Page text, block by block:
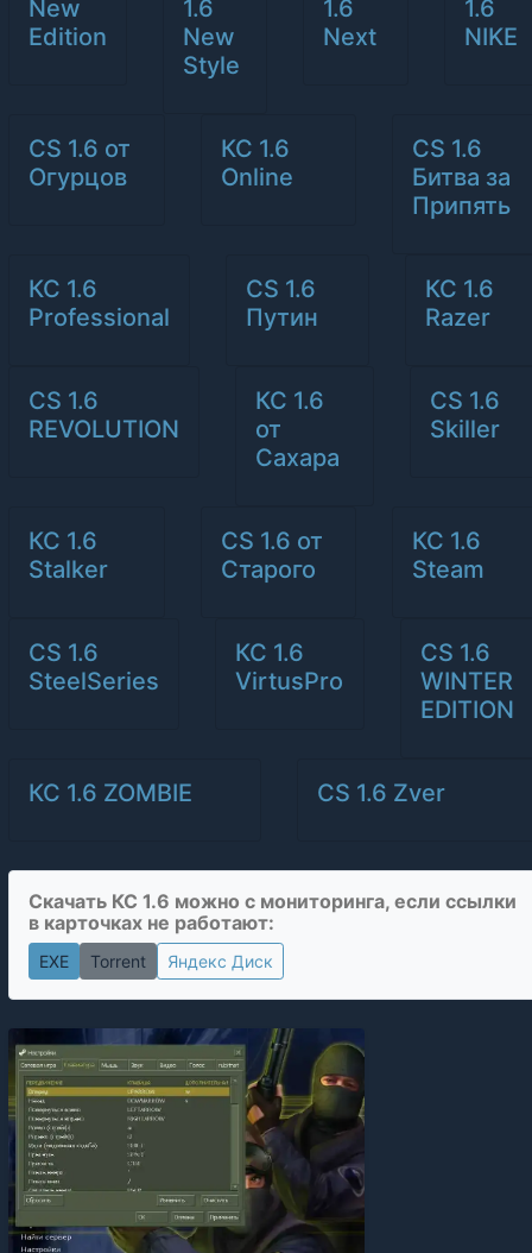
New
Edition
1.6
New
Style
1.6
Next
1.6
NIKE
CS 1.6 от
Огурцов
КС 1.6
Online
CS 1.6
Битва за
Припять
КС 1.6
Professional
CS 1.6
Путин
КС 1.6
Razer
CS 1.6
REVOLUTION
КС 1.6
от
Сахара
CS 1.6
Skiller
КС 1.6
Stalker
CS 1.6 от
Старого
КС 1.6
Steam
CS 1.6
SteelSeries
КС 1.6
VirtusPro
CS 1.6
WINTER
EDITION
КС 1.6 ZOMBIE CS 1.6 Zver
Скачать КС 1.6 можно с мониторинга, если ссылки
в карточках не работают:
EXE Torrent Яндекс Диск